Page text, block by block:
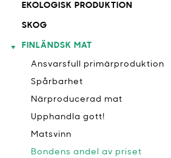
EKOLOGISK PRODUKTION
SKOG
FINLÄNDSK MAT
Ansvarsfull primärproduktion
Spårbarhet
Närproducerad mat
Upphandla gott!
Matsvinn
Bondens andel av priset